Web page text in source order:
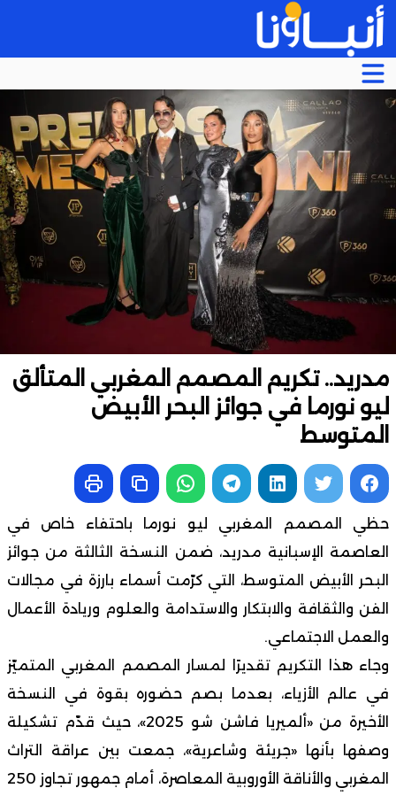
مدريد.. تكريم المصمم المغربي المتألق
ليو نورما في جوائز البحر الأبيض
المتوسط
حظي المصمم المغربي ليو نورما باحتفاء خاص في
العاصمة الإسبانية مدريد، ضمن النسخة الثالثة من جوائز
البحر الأبيض المتوسط، التي كرّمت أسماء بارزة في مجالات
الفن والثقافة والابتكار والاستدامة والعلوم وريادة الأعمال
والعمل الاجتماعي.
وجاء هذا التكريم تقديرًا لمسار المصمم المغربي المتميّز
في عالم الأزياء، بعدما بصم حضوره بقوة في النسخة
الأخيرة من «ألميريا فاشن شو 2025»، حيث قدّم تشكيلة
وصفها بأنها «جريئة وشاعرية»، جمعت بين عراقة التراث
المغربي والأناقة الأوروبية المعاصرة، أمام جمهور تجاوز 250